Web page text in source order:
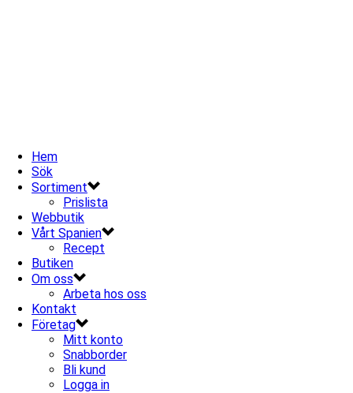
Hem
Sök
Sortiment
Prislista
Webbutik
Vårt Spanien
Recept
Butiken
Om oss
Arbeta hos oss
Kontakt
Företag
Mitt konto
Snabborder
Bli kund
Logga in